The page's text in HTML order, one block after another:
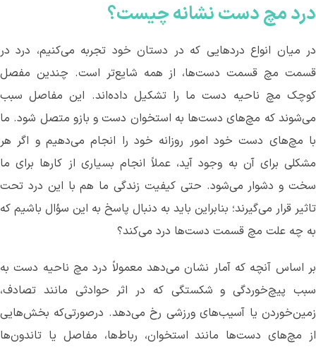
دردمچدستنشانهچیست؟
در میان انواع دردهایی که در دستان خود تجربه میکنیم، درد در
قسمت مچ قسمت دست‌ها، از همه شایعتر است. چندین مفصل
کوچک مچ ناحیه دست ما را تشکیل دادهاند. این مفاصل سبب
میشوند که مچ‌های دست‌ها به استخوان دست و بازو متصل شود. ما
با مچ‌های دست خود امور روزانه خود را انجام میدهیم و اگر هر
مشکلی برای آن به وجود آید، عملاً انجام بسیاری از کارها برای ما
سخت و دشوار میشود. حتی کیفیت زندگی ما هم با این درد تحت
تاثیر قرار میگیرند؛ بنابراین باید به دنبال پاسخ به این سؤال باشیم که
به چه علت مچ قسمت دست‌ها درد می‌کند؟
بر اساس آنچه که آمار نشان میدهد معمولاً درد مچ ناحیه دست به
سبب پیچ‌خوردگی و شکستگی که در اثر حوادثی مانند تصادف،
زمین‌خوردن یا آسیبهای ورزشی رخ میدهد. درصورتی‌که بخشهایی
از مچ‌های دست‌ها مانند استخوان، رباطها، مفاصل یا تاندونها